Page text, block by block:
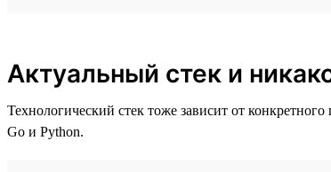
Актуальный стек и
Технологический стек тоже зависит от
Go и Python.